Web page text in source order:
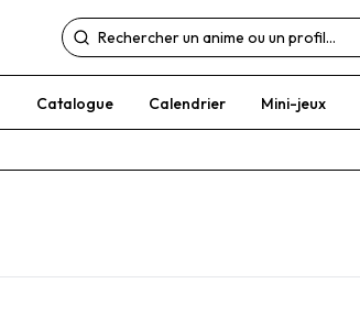
Catalogue Calendrier Mini-jeux